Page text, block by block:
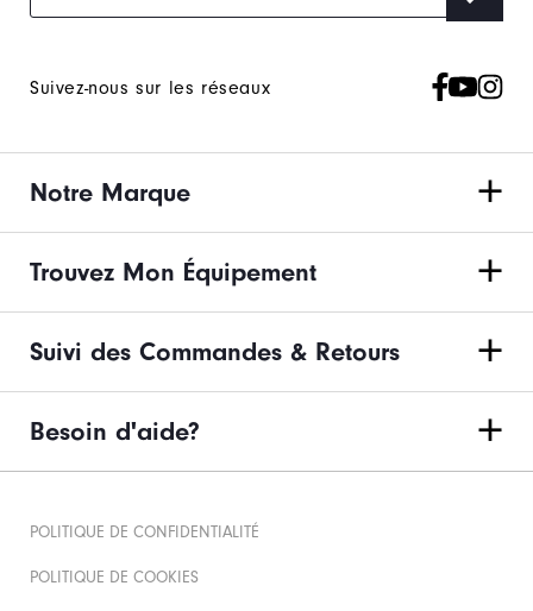
Suivez-nous sur les réseaux
Notre Marque
Trouvez Mon Équipement
Suivi des Commandes & Retours
Besoin d'aide?
POLITIQUE DE CONFIDENTIALITÉ
POLITIQUE DE COOKIES